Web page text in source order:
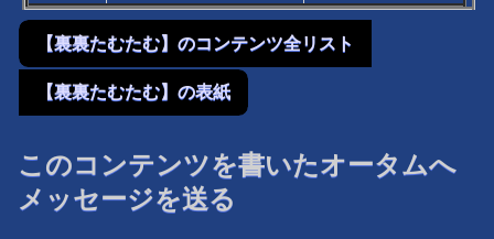
【裏裏たむたむ】のコンテンツ全リスト
【裏裏たむたむ】の表紙
このコンテンツを書いたオータムへ
メッセージを送る